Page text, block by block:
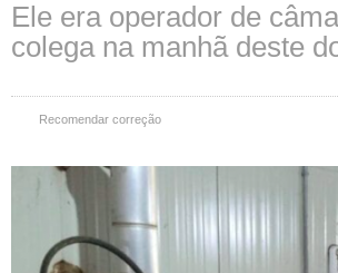
Ele era operador de
colega na manhã deste
Recomendar correção